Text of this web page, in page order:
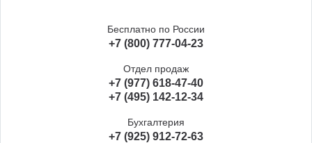
Бесплатно по России
+7 (800) 777-04-23
Отдел продаж
+7 (977) 618-47-40
+7 (495) 142-12-34
Бухгалтерия
+7 (925) 912-72-63